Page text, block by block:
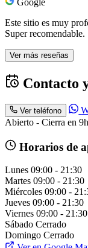
Google
Este sitio es muy
Super recomendable.
Ver más reseñas
Contacto
Ver teléfono
Abierto - Cierra en
Horarios de
Lunes 09:00 - 21:30
Martes 09:00 - 21:30
Miércoles 09:00 -
Jueves 09:00 - 21:30
Viernes 09:00 - 21:30
Sábado Cerrado
Domingo Cerrado